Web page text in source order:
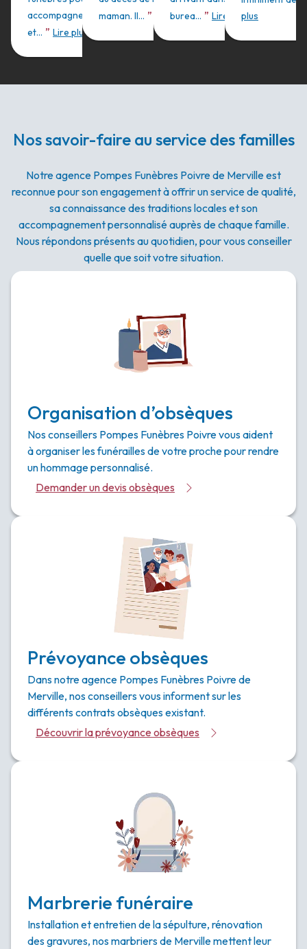
accompagnement
et... ” Lire plus
maman. Il... ” Lire plus
burea... ” Lire plusplus
Nos savoir-faire au service des familles
Notre agence Pompes Funèbres Poivre de Merville est
reconnue pour son engagement à offrir un service de qualité,
sa connaissance des traditions locales et son
accompagnement personnalisé auprès de chaque famille.
Nous répondons présents au quotidien, pour vous conseiller
quelle que soit votre situation.
Organisation d’obsèques
Nos conseillers Pompes Funèbres Poivre vous aident
à organiser les funérailles de votre proche pour rendre
un hommage personnalisé.
Demander un devis obsèques
Prévoyance obsèques
Dans notre agence Pompes Funèbres Poivre de
Merville, nos conseillers vous informent sur les
différents contrats obsèques existant.
Découvrir la prévoyance obsèques
Marbrerie funéraire
Installation et entretien de la sépulture, rénovation
des gravures, nos marbriers de Merville mettent leur